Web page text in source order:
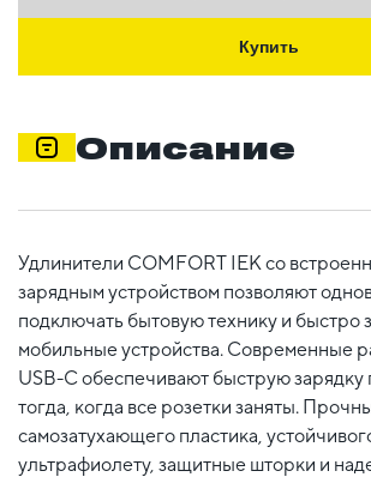
Купить
Описание
Удлинители COMFORT IEK со
зарядным устройством позволяют
подключать бытовую технику и быстро
мобильные устройства. Современные
USB-C обеспечивают быструю зарядку
тогда, когда все розетки заняты.
самозатухающего пластика,
ультрафиолету, защитные шторки и